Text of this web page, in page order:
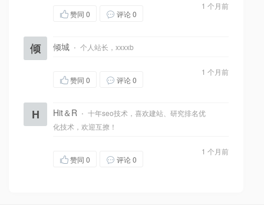
1 个月前
赞同 0 评论 0
倾 倾城 · 个人站长，xxxxb
1 个月前
赞同 0 评论 0
H Hit＆R · 十年seo技术，喜欢建站、研究排名优
化技术，欢迎互撩！
1 个月前
赞同 0 评论 0